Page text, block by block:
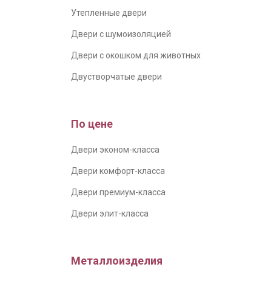
Утепленные двери
Двери с шумоизоляцией
Двери с окошком для животных
Двустворчатые двери
По цене
Двери эконом-класса
Двери комфорт-класса
Двери премиум-класса
Двери элит-класса
Металлоизделия